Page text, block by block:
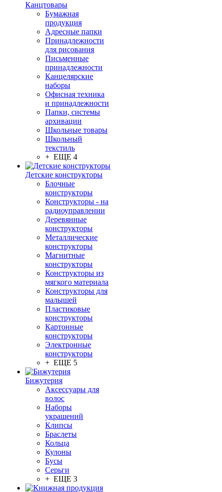
Канцтовары
Бумажная
продукция
Адресные папки
Принадлежности
для рисования
Письменные
принадлежности
Канцелярские
наборы
Офисная техника
и принадлежности
Папки, системы
архивации
Школьные товары
Школьный
текстиль
+ ЕЩЕ 4
Детские конструкторы
Блочные
конструкторы
Конструкторы - на
радиоуправлении
Деревянные
конструкторы
Металлические
конструкторы
Магнитные
конструкторы
Конструкторы из
мягкого материала
Конструкторы для
малышей
Пластиковые
конструкторы
Картонные
конструкторы
Электронные
конструкторы
+ ЕЩЕ 5
Бижутерия
Аксессуары для
волос
Наборы
украшений
Клипсы
Браслеты
Кольца
Кулоны
Бусы
Серьги
+ ЕЩЕ 3